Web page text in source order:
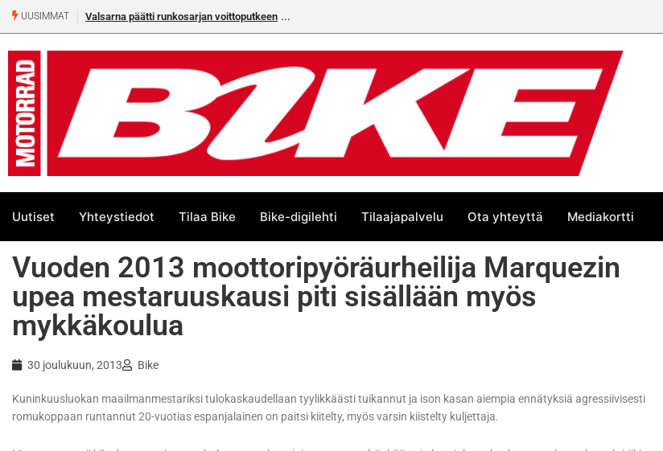
UUSIMMAT Valsarna päätti runkosarjan voittoputkeen
numeroa!
Uutiset Yhteystiedot Tilaa Bike Bike-digilehti Tilaajapalvelu Ota yhteyttä Mediakortti
Vuoden 2013 moottoripyöräurheilija Marquezin
upea mestaruuskausi piti sisällään myös
mykkäkoulua
30 joulukuun, 2013 Bike
Kuninkuusluokan maailmanmestariksi tulokaskaudellaan tyylikkäästi tuikannut ja ison kasan aiempia ennätyksiä agressiivisesti
romukoppaan runtannut 20-vuotias espanjalainen on paitsi kiitelty, myös varsin kiistelty kuljettaja.